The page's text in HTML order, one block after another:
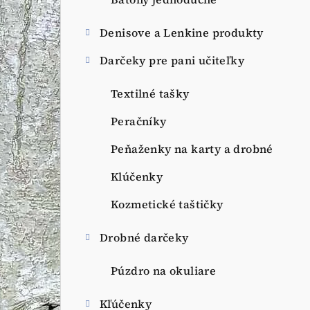
n
e
l
Denisove a Lenkine produkty
Darčeky pre pani učiteľky
Textilné tašky
Peračníky
Peňaženky na karty a drobné
Klúčenky
Kozmetické taštičky
Drobné darčeky
Púzdro na okuliare
Kľúčenky